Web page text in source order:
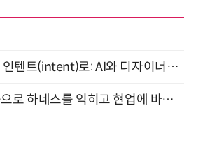
"인터페이스를 넘어 인텐트(intent)로: AI와 디자이너가 함께 만드는 공존의 UX" 강남역 (9/2)
단 하루, 이론과 실습으로 하네스를 익히고 현업에 바로 쓰는 핸즈온 워크숍 (8/20)